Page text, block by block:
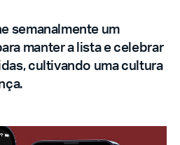
semanalmente um
manter a lista e celebrar
cultivando uma cultura